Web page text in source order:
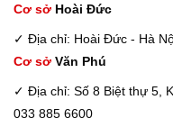
Cơ sở Hoài Đức
✓ Địa chỉ: Hoài Đức - Hà
Cơ sở Văn Phú
✓ Địa chỉ: Số 8 Biệt thự 5,
033 885 6600